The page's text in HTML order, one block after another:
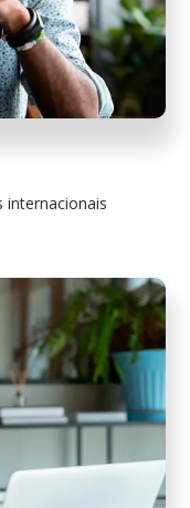
internacionais